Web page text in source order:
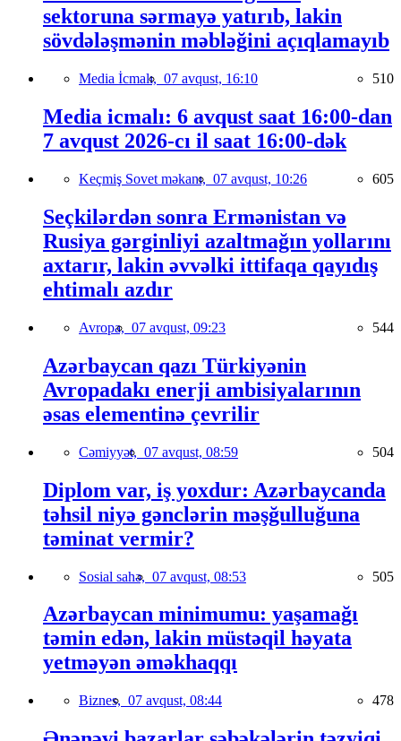
sektoruna sərmayə yatırıb, lakin
sövdələşmənin məbləğini açıqlamayıb
Media İcmalı, 07 avqust, 16:10 510
Media icmalı: 6 avqust saat 16:00-dan
7 avqust 2026-cı il saat 16:00-dək
Keçmiş Sovet məkanı, 07 avqust, 10:26 605
Seçkilərdən sonra Ermənistan və
Rusiya gərginliyi azaltmağın yollarını
axtarır, lakin əvvəlki ittifaqa qayıdış
ehtimalı azdır
Avropa, 07 avqust, 09:23 544
Azərbaycan qazı Türkiyənin
Avropadakı enerji ambisiyalarının
əsas elementinə çevrilir
Cəmiyyət, 07 avqust, 08:59 504
Diplom var, iş yoxdur: Azərbaycanda
təhsil niyə gənclərin məşğulluğuna
təminat vermir?
Sosial sahə, 07 avqust, 08:53 505
Azərbaycan minimumu: yaşamağı
təmin edən, lakin müstəqil həyata
yetməyən əməkhaqqı
Biznes, 07 avqust, 08:44 478